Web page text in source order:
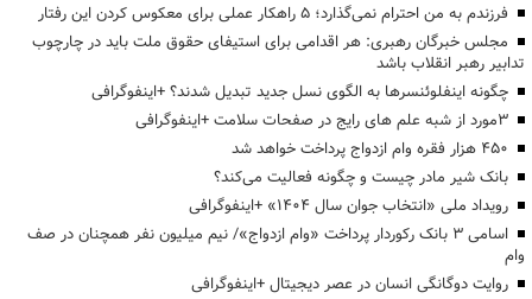
فرزندم به من احترام نمی‌گذارد؛ ۵ راهکار عملی برای معکوس کردن این رفتار
مجلس خبرگان رهبری: هر اقدامی برای استیفای حقوق ملت باید در چارچوب
تدابیر رهبر انقلاب باشد
چگونه اینفلوئنسرها به الگوی نسل جدید تبدیل شدند؟ +اینفوگرافی
3مورد از شبه علم های رایج در صفحات سلامت +اینفوگرافی
۴۵۰ هزار فقره وام ازدواج پرداخت خواهد شد
بانک شیر مادر چیست و چگونه فعالیت می‌کند؟
رویداد ملی «انتخاب جوان سال ۱۴۰۴» +اینفوگرافی
اسامی ۳ بانک رکوردار پرداخت «وام ازدواج»/ نیم میلیون نفر همچنان در صف
وام
روایت دوگانگی انسان در عصر دیجیتال +اینفوگرافی